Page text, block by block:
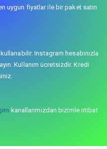
uygun fiyatlar ile bir paket satın
Instagram hesabınızla
Kullanım ücretsizdir. Kredi
kanallarımızdan bizimle irtibat